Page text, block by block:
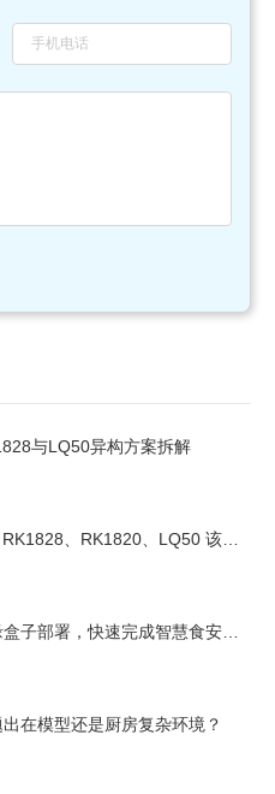
与LQ50异构方案拆解
、RK1820、LQ50 该上
子部署，快速完成智慧食安改
在模型还是厨房复杂环境？